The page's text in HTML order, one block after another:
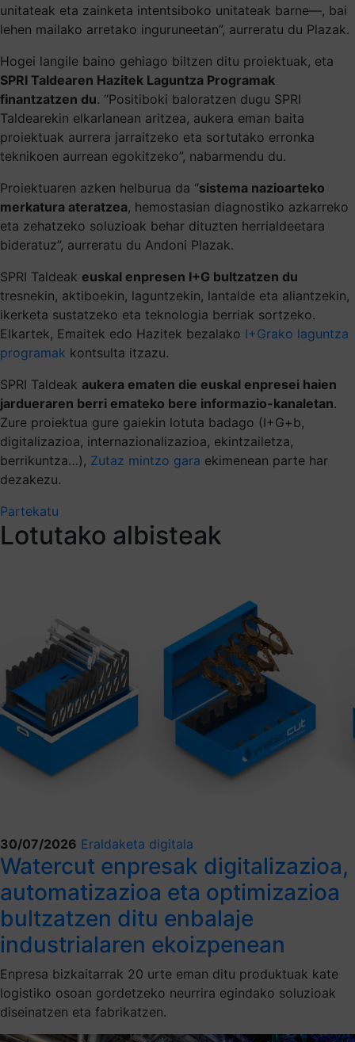
unitateak eta zainketa intentsiboko unitateak barne—, bai
lehen mailako arretako inguruneetan”, aurreratu du Plazak.
Hogei langile baino gehiago biltzen ditu proiektuak, eta
SPRI Taldearen Hazitek Laguntza Programak
finantzatzen du. “Positiboki baloratzen dugu SPRI
Taldearekin elkarlanean aritzea, aukera eman baita
proiektuak aurrera jarraitzeko eta sortutako erronka
teknikoen aurrean egokitzeko”, nabarmendu du.
Proiektuaren azken helburua da “sistema nazioarteko
merkatura ateratzea, hemostasian diagnostiko azkarreko
eta zehatzeko soluzioak behar dituzten herrialdeetara
bideratuz”, aurreratu du Andoni Plazak.
SPRI Taldeak euskal enpresen I+G bultzatzen du
tresnekin, aktiboekin, laguntzekin, lantalde eta aliantzekin,
ikerketa sustatzeko eta teknologia berriak sortzeko.
Elkartek, Emaitek edo Hazitek bezalako I+Grako laguntza
programak kontsulta itzazu.
SPRI Taldeak aukera ematen die euskal enpresei haien
jardueraren berri emateko bere informazio-kanaletan.
Zure proiektua gure gaiekin lotuta badago (I+G+b,
digitalizazioa, internazionalizazioa, ekintzailetza,
berrikuntza…), Zutaz mintzo gara ekimenean parte har
dezakezu.
Partekatu
Lotutako albisteak
30/07/2026 Eraldaketa digitala
Watercut enpresak digitalizazioa,
automatizazioa eta optimizazioa
bultzatzen ditu enbalaje
industrialaren ekoizpenean
Enpresa bizkaitarrak 20 urte eman ditu produktuak kate
logistiko osoan gordetzeko neurrira egindako soluzioak
diseinatzen eta fabrikatzen.